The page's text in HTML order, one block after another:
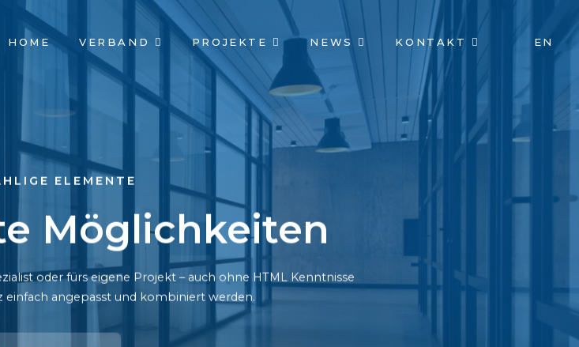
NAVIGATION
ÜBERSPRINGEN
HOME VERBAND PROJEKTE NEWS KONTAKT EN
ELEMENTE
Möglichkeiten
oder fürs eigene Projekt – auch ohne HTML Kenntnisse
angepasst und kombiniert werden.